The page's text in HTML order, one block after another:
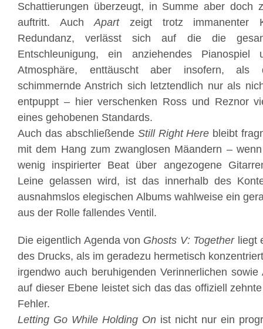
Schattierungen überzeugt, in Summe aber doch
auftritt. AuchApartzeigt trotz immanenter
Redundanz, verlässt sich auf die die
Entschleunigung, ein anziehendes Pianospiel
Atmosphäre, enttäuscht aber insofern, als
schimmernde Anstrich sich letztendlich nur als
entpuppt – hier verschenken Ross und Reznor
eines gehobenen Standards.
Auch das abschließende Still Right Here bleibt
mit dem Hang zum zwanglosen Mäandern –
wenig inspirierter Beat über angezogene
Leine gelassen wird, ist das innerhalb des
ausnahmslos elegischen Albums wahlweise ein
aus der Rolle fallendes Ventil.
Die eigentlich Agenda von Ghosts V: Togetherliegt
des Drucks, als im geradezu hermetisch
irgendwo auch beruhigenden Verinnerlichen
auf dieser Ebene leistet sich das das offiziell
Fehler.
Letting Go While Holding On ist nicht nur ein